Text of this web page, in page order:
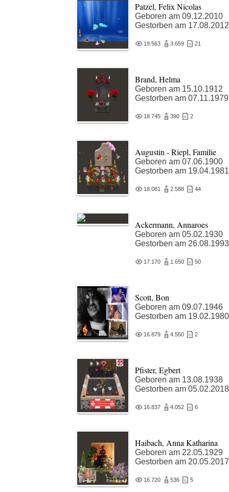
Patzel, Felix Nicolas
Geboren am 09.12.2010
Gestorben am 17.08.2012
19.563 3.659 21
Brand, Helma
Geboren am 15.10.1912
Gestorben am 07.11.1979
18.745 390 2
Augustin - Riepl, Familie
Geboren am 07.06.1900
Gestorben am 19.04.1981
18.081 2.588 44
Ackermann, Annaroes
Geboren am 05.02.1930
Gestorben am 26.08.1993
17.170 1.650 50
Scott, Bon
Geboren am 09.07.1946
Gestorben am 19.02.1980
16.879 4.550 2
Pfister, Egbert
Geboren am 13.08.1938
Gestorben am 05.02.2018
16.837 4.052 6
Haibach, Anna Katharina
Geboren am 22.05.1929
Gestorben am 20.05.2017
16.720 536 5